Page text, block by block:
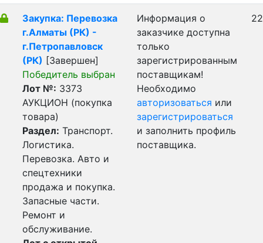
Закупка: Перевозка
г.Алматы (РК) -
г.Петропавловск
(РК) [Завершен]
Победитель выбран
Лот №: 3373
АУКЦИОН (покупка
товара)
Раздел: Транспорт.
Логистика.
Перевозка. Авто и
спецтехники
продажа и покупка.
Запасные части.
Ремонт и
обслуживание.
Информация о
заказчике доступна
только
зарегистрированным
поставщикам!
Необходимо
авторизоваться или
зарегистрироваться
и заполнить профиль
поставщика.